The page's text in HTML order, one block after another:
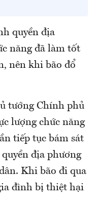
quyền địa
năng đã làm tốt
nên khi bão đổ
tướng Chính phủ
lượng chức năng
tiếp tục bám sát
địa phương
Khi bão đi qua
đình bị thiệt hại